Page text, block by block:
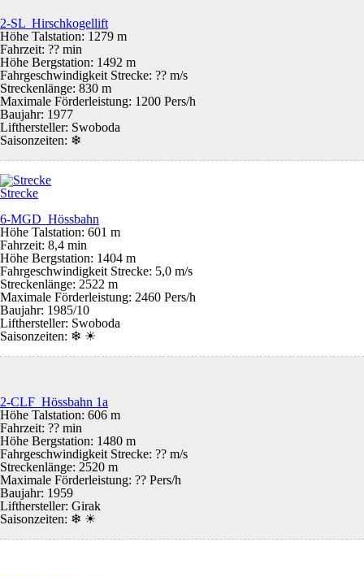
2-SL Hirschkogellift
Höhe Talstation: 1279 m
Fahrzeit: ?? min
Höhe Bergstation: 1492 m
Fahrgeschwindigkeit Strecke: ?? m/s
Streckenlänge: 830 m
Maximale Förderleistung: 1200 Pers/h
Baujahr: 1977
Lifthersteller: Swoboda
Saisonzeiten: ❄
Strecke
6-MGD Hössbahn
Höhe Talstation: 601 m
Fahrzeit: 8,4 min
Höhe Bergstation: 1404 m
Fahrgeschwindigkeit Strecke: 5,0 m/s
Streckenlänge: 2522 m
Maximale Förderleistung: 2460 Pers/h
Baujahr: 1985/10
Lifthersteller: Swoboda
Saisonzeiten: ❄ ☀
2-CLF Hössbahn 1a
Höhe Talstation: 606 m
Fahrzeit: ?? min
Höhe Bergstation: 1480 m
Fahrgeschwindigkeit Strecke: ?? m/s
Streckenlänge: 2520 m
Maximale Förderleistung: ?? Pers/h
Baujahr: 1959
Lifthersteller: Girak
Saisonzeiten: ❄ ☀